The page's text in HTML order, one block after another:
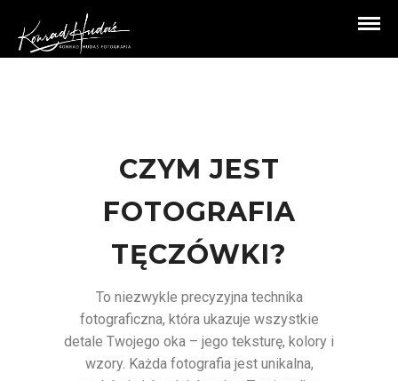
CZYM JEST
FOTOGRAFIA
TĘCZÓWKI?
To niezwykle precyzyjna technika
fotograficzna, która ukazuje wszystkie
detale Twojego oka – jego teksturę, kolory i
wzory. Każda fotografia jest unikalna,